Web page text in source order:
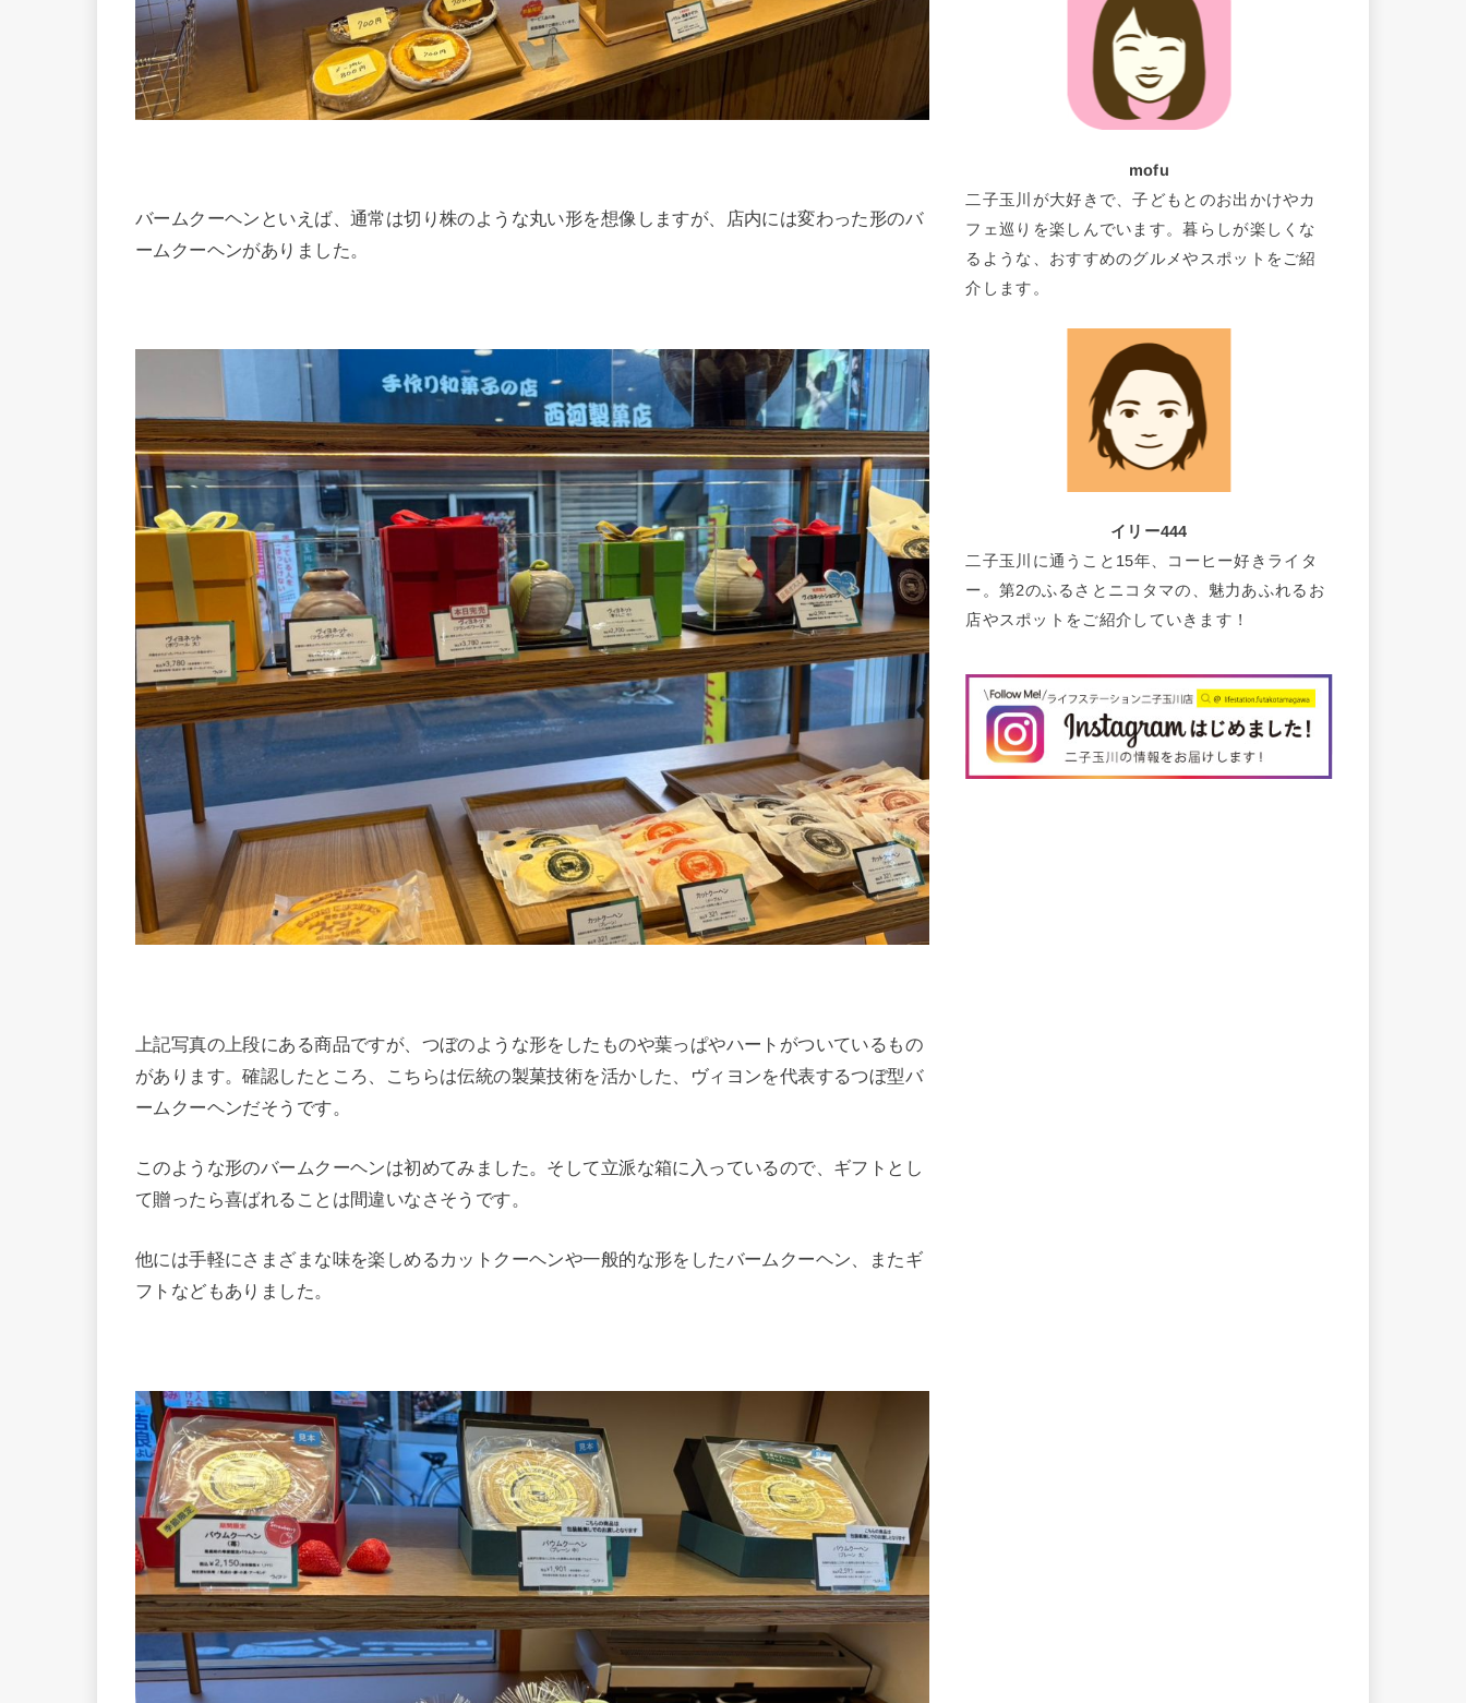
バームクーヘンといえば、通常は切り株のような丸い形を想像しますが、店内には変わった形のバ
ームクーヘンがありました。
上記写真の上段にある商品ですが、つぼのような形をしたものや葉っぱやハートがついているもの
があります。確認したところ、こちらは伝統の製菓技術を活かした、ヴィヨンを代表するつぼ型バ
ームクーヘンだそうです。
このような形のバームクーヘンは初めてみました。そして立派な箱に入っているので、ギフトとし
て贈ったら喜ばれることは間違いなさそうです。
他には手軽にさまざまな味を楽しめるカットクーヘンや一般的な形をしたバームクーヘン、またギ
フトなどもありました。
mofu
二子玉川が大好きで、子どもとのお出かけやカ
フェ巡りを楽しんでいます。暮らしが楽しくな
るような、おすすめのグルメやスポットをご紹
介します。
イリー444
二子玉川に通うこと15年、コーヒー好きライタ
ー。第2のふるさとニコタマの、魅力あふれるお
店やスポットをご紹介していきます！